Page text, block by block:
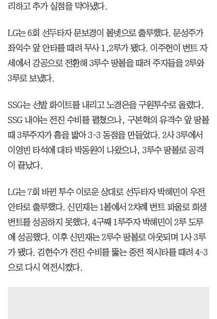
리하고 추가 실점을 막아냈다.
LG는 6회 선두타자 문보경이 볼넷으로 출루했다. 문성주가
좌익수 앞 안타를 때려 무사 1,2루가 됐다. 이주헌이 번트 자
세에서 강공으로 전환해 3루수 땅볼을 때려 주자들을 2루와
3루로 보냈다.
SSG는 선발 화이트를 내리고 노경은을 구원투수로 올렸다.
SSG 내야는 전진 수비를 펼쳤으나, 구본혁의 유격수 앞 땅볼
때 3루주자가 홈을 밟아 3-3 동점을 만들었다. 2사 3루에서
이영빈 타석에 대타 박동원이 나왔으나, 3루수 땅볼로 공격
이 끝났다.
LG는 7회 바뀐 투수 이로운 상대로 선두타자 박해민이 우전
안타로 출루했다. 신민재는 1볼에서 2차례 번트 파울로 희생
번트를 성공하지 못했다. 4구째 1루주자 박해민이 2루 도루
에 성공했다. 이후 신민재는 2루수 땅볼로 아웃되며 1사 3루
가 됐다. 김현수가 전진 수비를 뚫는 중전 적시타를 때려 4-3
으로 다시 역전시켰다.